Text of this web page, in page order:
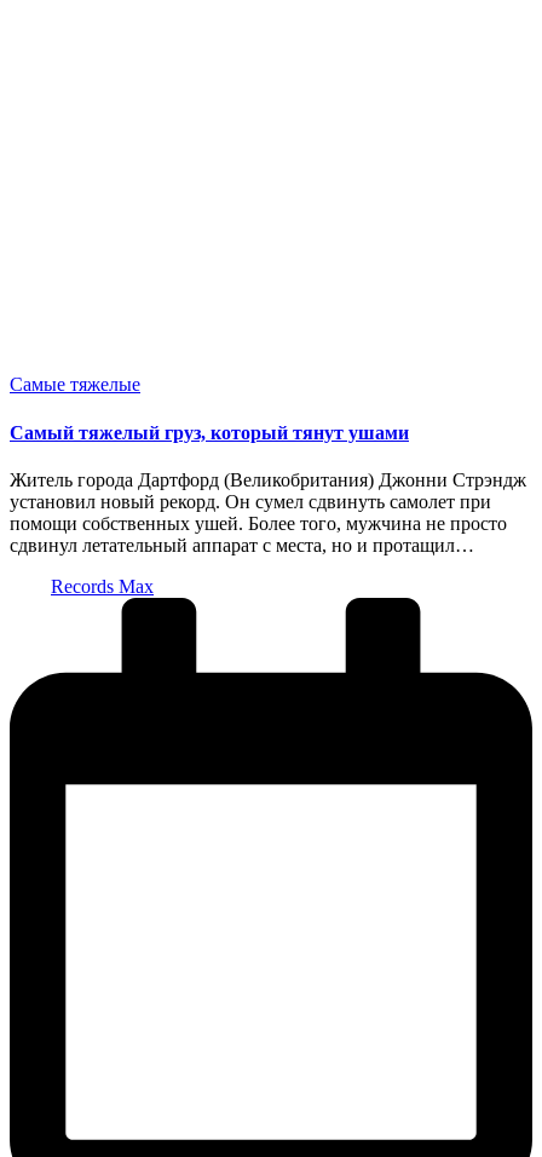
Опубликовано
Самые тяжелые
Самый тяжелый груз, который тянут ушами
Житель города Дартфорд (Великобритания) Джонни Стрэндж
установил новый рекорд. Он сумел сдвинуть самолет при
помощи собственных ушей. Более того, мужчина не просто
сдвинул летательный аппарат с места, но и протащил…
Records Max